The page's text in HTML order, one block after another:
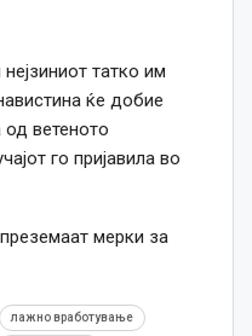
татко им
ќе добие
ветеното
го пријавила во
мерки за
лажно вработување